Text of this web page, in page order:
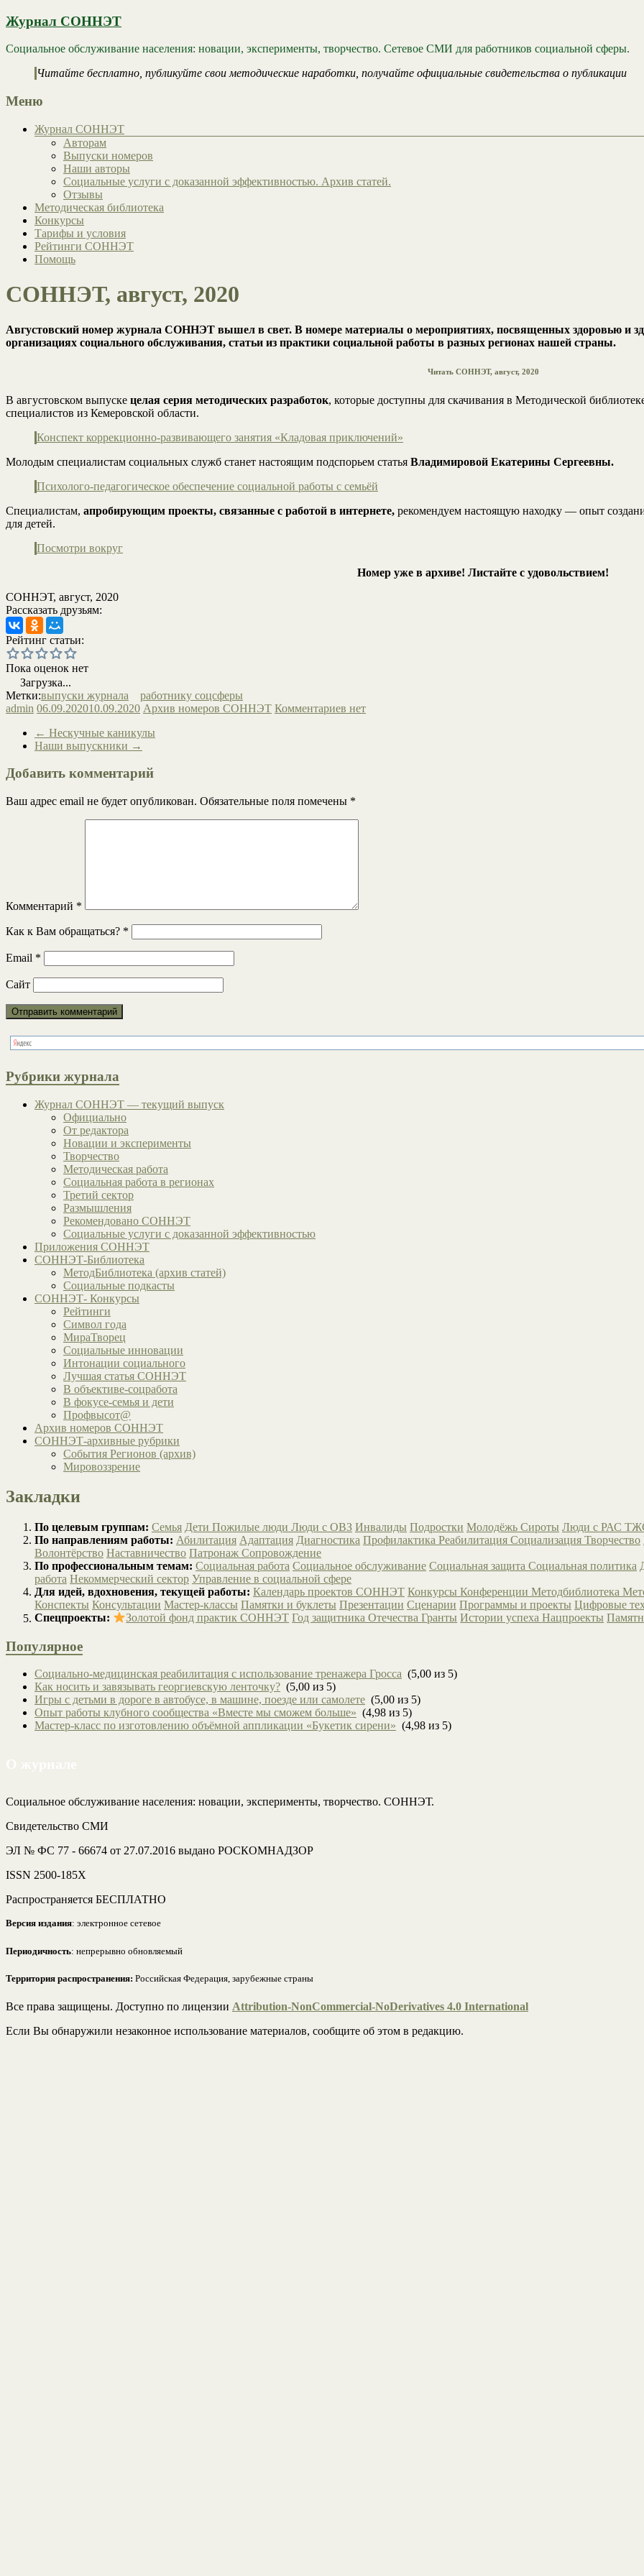
Журнал СОННЭТ
Социальное обслуживание населения: новации, эксперименты, творчество. Сетевое СМИ для работников социальной сферы.
Читайте бесплатно, публикуйте свои методические наработки, получайте официальные свидетельства о публикации
Меню
Журнал СОННЭТ
Авторам
Выпуски номеров
Наши авторы
Социальные услуги с доказанной эффективностью. Архив статей.
Отзывы
Методическая библиотека
Конкурсы
Тарифы и условия
Рейтинги СОННЭТ
Помощь
СОННЭТ, август, 2020
Августовский номер журнала СОННЭТ вышел в свет. В номере материалы о мероприятиях, посвященных здоровью и
организациях социального обслуживания, статьи из практики социальной работы в разных регионах нашей страны.
Читать СОННЭТ, август, 2020
В августовском выпуске целая серия методических разработок, которые доступны для скачивания в Методической
специалистов из Кемеровской области.
Конспект коррекционно-развивающего занятия «Кладовая приключений»
Молодым специалистам социальных служб станет настоящим подспорьем статья Владимировой Екатерины Сергеевны.
Психолого-педагогическое обеспечение социальной работы с семьёй
Специалистам, апробирующим проекты, связанные с работой в интернете, рекомендуем настоящую находку — опыт
для детей.
Посмотри вокруг
Номер уже в архиве! Листайте с удовольствием!
СОННЭТ, август, 2020
Рассказать друзьям:
Рейтинг статьи:
Пока оценок нет
Загрузка...
Метки:выпуски журнала
работнику соцсферы
admin 06.09.202010.09.2020 Архив номеров СОННЭТ Комментариев нет
← Нескучные каникулы
Наши выпускники →
Добавить комментарий
Ваш адрес email не будет опубликован. Обязательные поля помечены *
Комментарий *
Как к Вам обращаться? *
Email *
Сайт
Рубрики журнала
Журнал СОННЭТ — текущий выпуск
Официально
От редактора
Новации и эксперименты
Творчество
Методическая работа
Социальная работа в регионах
Третий сектор
Размышления
Рекомендовано СОННЭТ
Социальные услуги с доказанной эффективностью
Приложения СОННЭТ
СОННЭТ-Библиотека
МетодБиблиотека (архив статей)
Социальные подкасты
СОННЭТ- Конкурсы
Рейтинги
Символ года
МираТворец
Социальные инновации
Интонации социального
Лучшая статья СОННЭТ
В объективе-соцработа
В фокусе-семья и дети
Профвысот@
Архив номеров СОННЭТ
СОННЭТ-архивные рубрики
События Регионов (архив)
Мировоззрение
Закладки
По целевым группам: Семья Дети Пожилые люди Люди с ОВЗ Инвалиды Подростки Молодёжь Сироты Люди с РАС
По направлениям работы: Абилитация Адаптация Диагностика Профилактика Реабилитация Социализация Творчество
Волонтёрство Наставничество Патронаж Сопровождение
По профессиональным темам: Социальная работа Социальное обслуживание Социальная защита Социальная политика
работа Некоммерческий сектор Управление в социальной сфере
Для идей, вдохновения, текущей работы: Календарь проектов СОННЭТ Конкурсы Конференции Методбиблиотека
Конспекты Консультации Мастер-классы Памятки и буклеты Презентации Сценарии Программы и проекты Цифровые
Спецпроекты:
Золотой фонд практик СОННЭТ Год защитника ОтечестваГранты Истории успехаНацпроекты
Популярное
Социально-медицинская реабилитация с использование тренажера Гросса (5,00 из 5)
Как носить и завязывать георгиевскую ленточку? (5,00 из 5)
Игры с детьми в дороге в автобусе, в машине, поезде или самолете (5,00 из 5)
Опыт работы клубного сообщества «Вместе мы сможем больше» (4,98 из 5)
Мастер-класс по изготовлению объёмной аппликации «Букетик сирени» (4,98 из 5)
Социальное обслуживание населения: новации, эксперименты, творчество. СОННЭТ.
Свидетельство СМИ
ЭЛ № ФС 77 - 66674 от 27.07.2016 выдано РОСКОМНАДЗОР
ISSN 2500-185Х
Распространяется БЕСПЛАТНО
Версия издания: электронное сетевое
Периодичность: непрерывно обновляемый
Территория распространения: Российская Федерация, зарубежные страны
Все права защищены. Доступно по лицензии Attribution-NonCommercial-NoDerivatives 4.0 International
Если Вы обнаружили незаконное использование материалов, сообщите об этом в редакцию.